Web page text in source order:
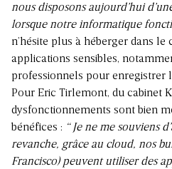
nous disposons aujourd’hui
lorsque notre informatique
n’hésite plus à héberger dans le
applications sensibles,
professionnels pour enregistrer
Pour Eric Tirlemont, du cabinet
dysfonctionnements sont bien
bénéfices : “ Je ne me souviens
revanche, grâce au cloud, nos
Francisco) peuvent utiliser des